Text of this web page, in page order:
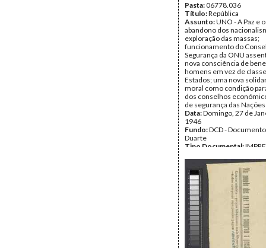
Pasta:06778.036
Título:República
Assunto:UNO - A Paz e
abandono dos
exploração das massas;
funcionamento do
Segurança da ONU
nova consciência de
homens em vez de
Estados; uma nova
moral como condição
dos conselhos
de segurança das
Data:Domingo, 27 de
1946
Fundo:DCD -
Duarte
Tipo Documental: